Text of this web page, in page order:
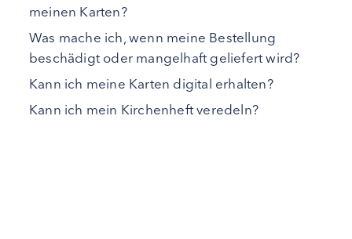
meinen Karten?
Was mache ich, wenn meine Bestellung
beschädigt oder mangelhaft geliefert wird?
Kann ich meine Karten digital erhalten?
Kann ich mein Kirchenheft veredeln?